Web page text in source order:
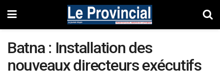
Batna : Installation des
nouveaux directeurs exécutifs